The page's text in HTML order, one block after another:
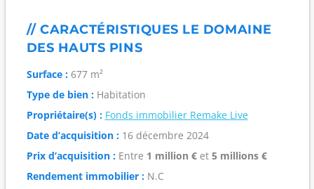
// CARACTÉRISTIQUES LE DOMAINE
DES HAUTS PINS
Surface :677 m²
Type de bien :Habitation
Propriétaire(s) : Fonds immobilier Remake Live
Date d’acquisition :16 décembre 2024
Prix d’acquisition :Entre 1 million €et 5 millions €
Rendement immobilier :N.C